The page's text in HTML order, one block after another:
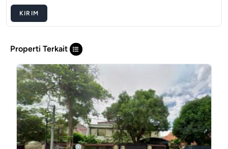
KIRIM
Properti Terkait